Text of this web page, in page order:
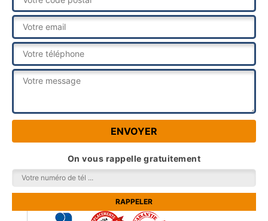
On vous rappelle gratuitement